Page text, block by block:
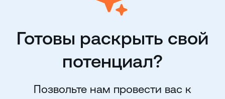
Готовы раскрыть свой
потенциал?
Позвольте нам провести вас к